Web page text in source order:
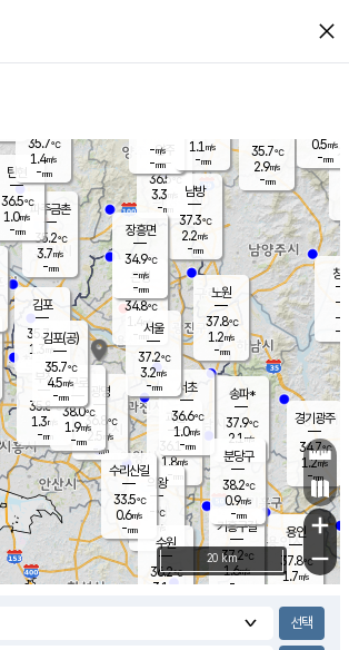
close
양주
36.5℃
3.3
-mm
과천
36.1℃
1.8m/s
- mm
용인
37.8℃
1.7m/s
경기광주
34.7℃
1.2m/s
-mm
파주금촌
35.2℃
3.7m/s
-mm
35.7℃
2.9m/s
-mm
창
-
-m/
-
탄현
36.5℃
1.0m/s
-mm
0.5m/s
-mm
의왕
- ℃
m/s
mm
김포
35.7℃
1.3 m/s
mm
광명
36.8 ℃
2.5 m/s
-mm
부천
35.8℃
1.3m/s
-mm
구로
38.0℃
1.9m/s
-mm
은평
34.8℃
1.4 m/s
- mm
노원
37.8℃
1.2m/s
-mm
송파*
37.9℃
2.1 m/s
-mm
서초
36.6℃
1.0m/s
-mm
남방
37.3℃
2.2m/s
-mm
기흥구갈
37.2℃
1.6m/s
-
수리산길
33.5℃
0.6m/s
-mm
분당구
38.2℃
0.9m/s
-mm
장흥면
34.9℃
-m/s
-mm
-m/s
-mm
김포(공)
35.7℃
4.5m/s
-mm
수원
36.2℃
3.1 m/s
서울
37.2℃
3.2m/s
-mm
35.7℃
1.4m/s
-mm
1.1 m/s
-mm
+
−
20 km